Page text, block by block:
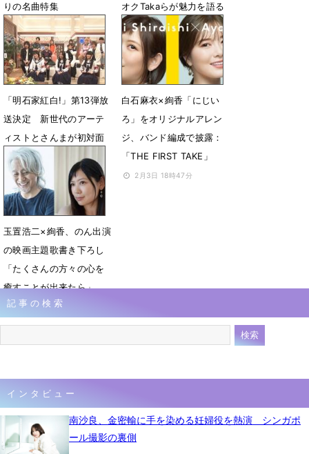
りの名曲特集
4月8日 14時09分
オクTakaらが魅力を語る
10月2日 18時00分
「明石家紅白!」第13弾放
送決定 新世代のアーテ
ィストとさんまが初対面
7月22日 19時00分
白石麻衣×絢香「にじい
ろ」をオリジナルアレン
ジ、バンド編成で披露：
「THE FIRST TAKE」
2月3日 18時47分
玉置浩二×絢香、のん出演
の映画主題歌書き下ろし
「たくさんの方々の心を
癒すことが出来たら」
9月11日 11時25分
記事の検索
インタビュー
南沙良、金密輸に手を染める妊婦役を熱演 シンガポ
ール撮影の裏側